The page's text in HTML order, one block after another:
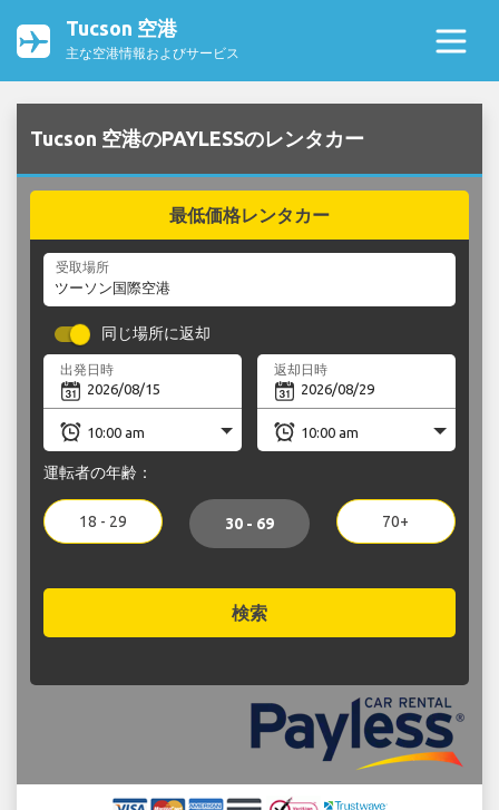
Tucson 空港
主な空港情報およびサービス
Tucson 空港のPAYLESSのレンタカー
最低価格レンタカー
受取場所
同じ場所に返却
出発日時 返却日時
運転者の年齢：
18 - 29 30 - 69 70+
検索